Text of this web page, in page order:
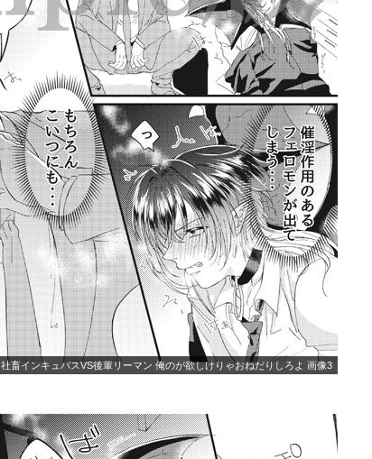
社畜インキュバスVS後輩リーマン 俺のが欲しけりゃおねだりしろよ 画像3